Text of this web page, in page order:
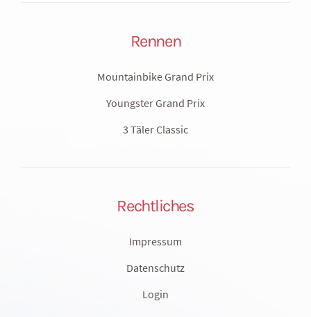
Rennen
Mountainbike Grand Prix
Youngster Grand Prix
3 Täler Classic
Rechtliches
Impressum
Datenschutz
Login